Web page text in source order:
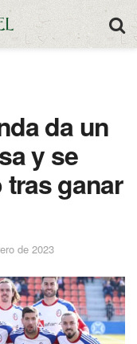
da un
y se
ganar
de 2023